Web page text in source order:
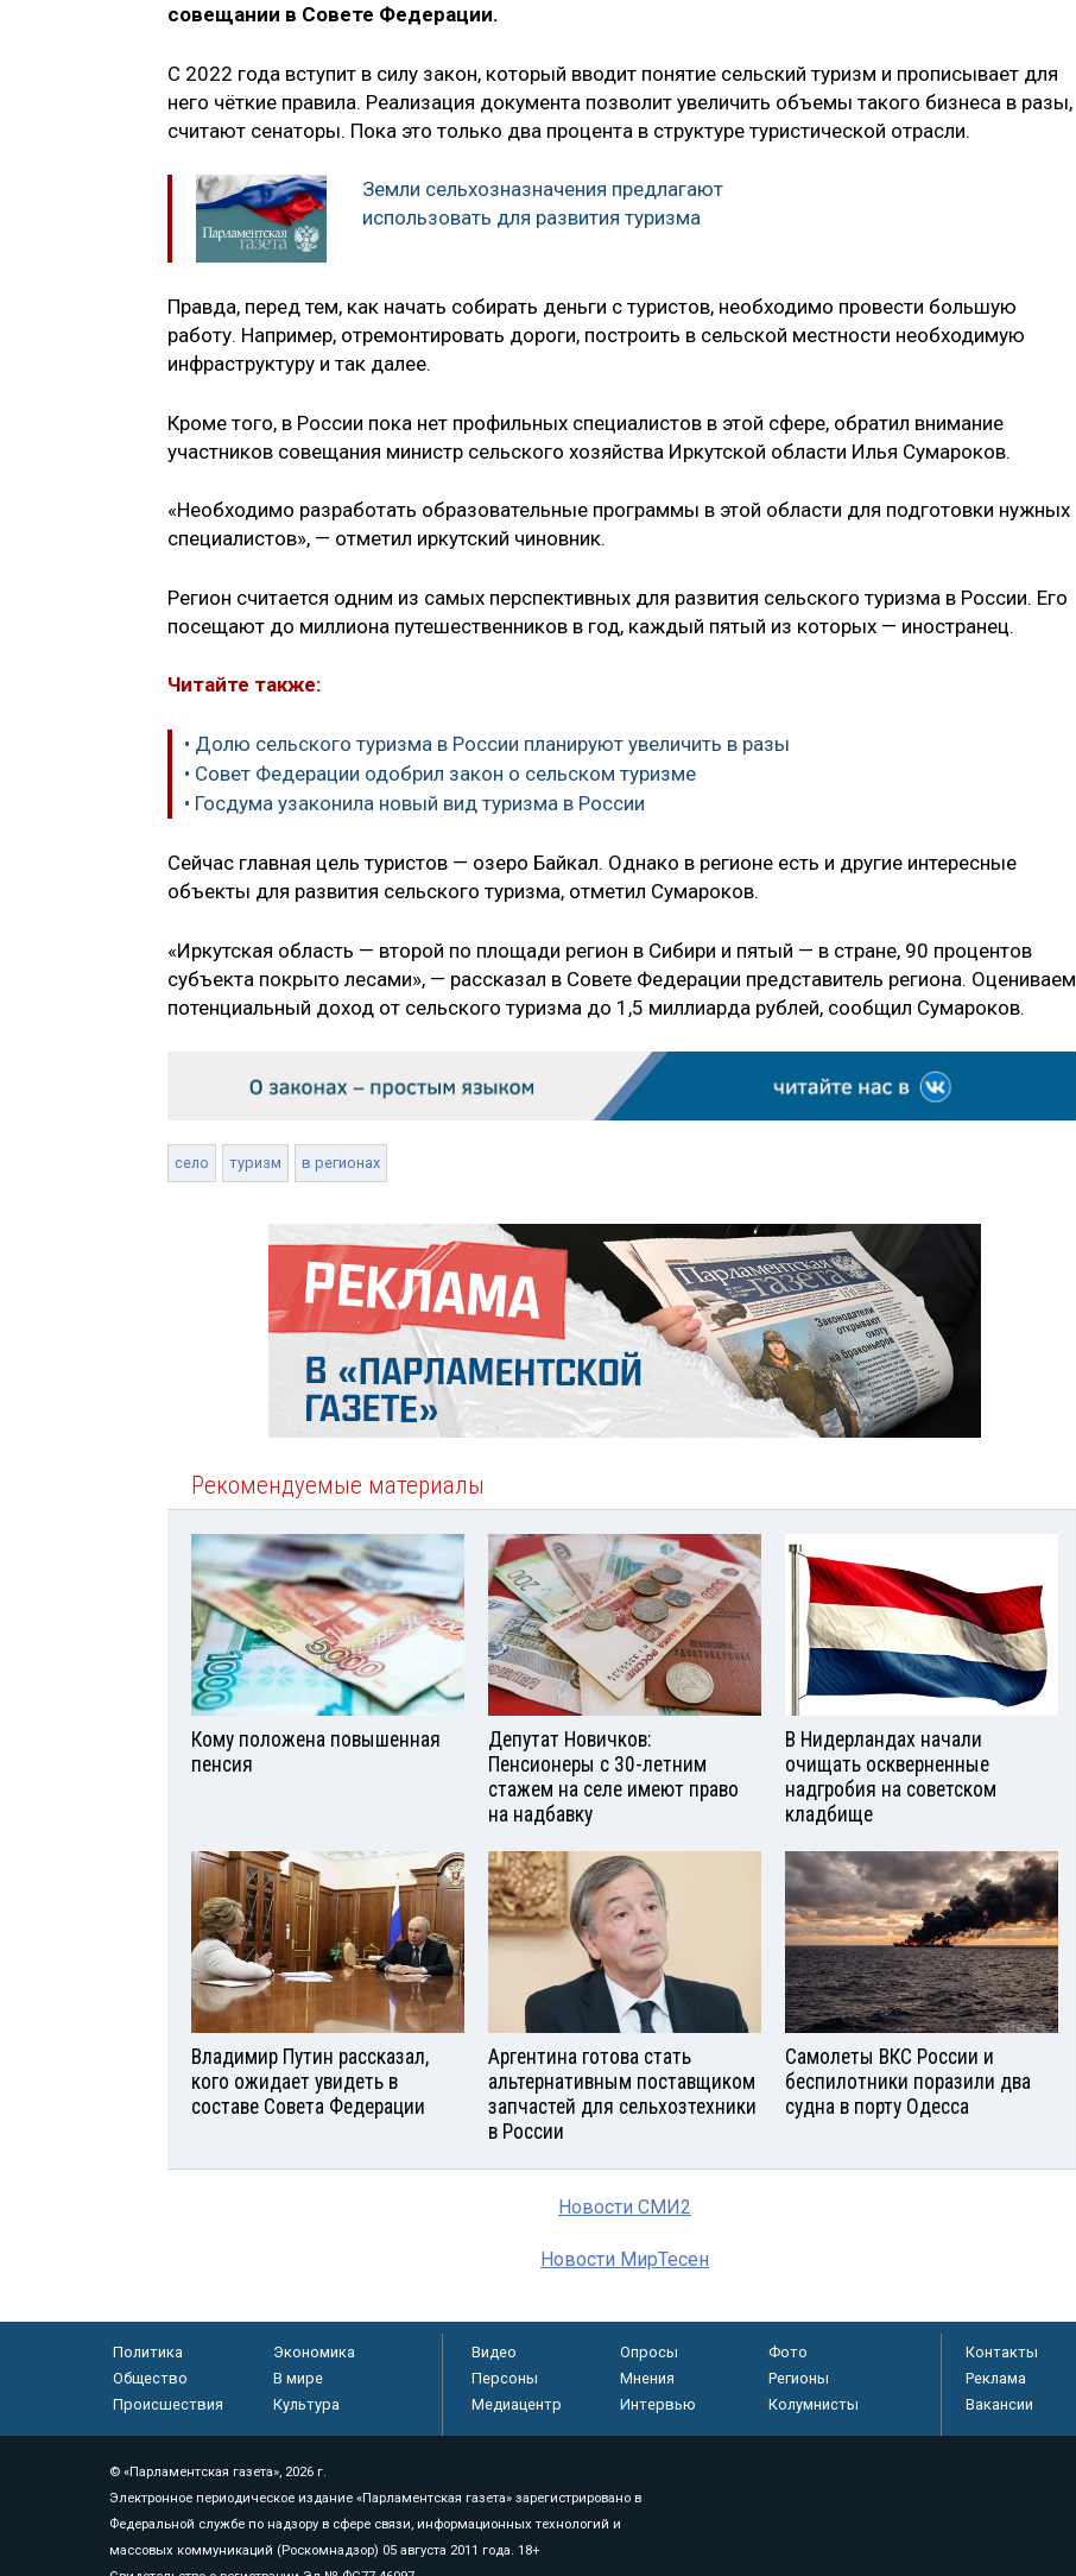
совещании в Совете Федерации.
С 2022 года вступит в силу закон, который вводит понятие сельский туризм и прописывает для
него чёткие правила. Реализация документа позволит увеличить объемы такого бизнеса в разы,
считают сенаторы. Пока это только два процента в структуре туристической отрасли.
Земли сельхозназначения предлагают
использовать для развития туризма
Правда, перед тем, как начать собирать деньги с туристов, необходимо провести большую
работу. Например, отремонтировать дороги, построить в сельской местности необходимую
инфраструктуру и так далее.
Кроме того, в России пока нет профильных специалистов в этой сфере, обратил внимание
участников совещания министр сельского хозяйства Иркутской области Илья Сумароков.
«Необходимо разработать образовательные программы в этой области для подготовки нужных
специалистов», — отметил иркутский чиновник.
Регион считается одним из самых перспективных для развития сельского туризма в России. Его
посещают до миллиона путешественников в год, каждый пятый из которых — иностранец.
Читайте также:
• Долю сельского туризма в России планируют увеличить в разы
• Совет Федерации одобрил закон о сельском туризме
• Госдума узаконила новый вид туризма в России
Сейчас главная цель туристов — озеро Байкал. Однако в регионе есть и другие интересные
объекты для развития сельского туризма, отметил Сумароков.
«Иркутская область — второй по площади регион в Сибири и пятый — в стране, 90 процентов
субъекта покрыто лесами», — рассказал в Совете Федерации представитель региона. Оцениваем
потенциальный доход от сельского туризма до 1,5 миллиарда рублей, сообщил Сумароков.
село туризм в регионах
Рекомендуемые материалы
Кому положена повышенная
пенсия
Депутат Новичков:
Пенсионеры с 30-летним
стажем на селе имеют право
на надбавку
В Нидерландах начали
очищать оскверненные
надгробия на советском
кладбище
Владимир Путин рассказал,
кого ожидает увидеть в
составе Совета Федерации
Аргентина готова стать
альтернативным поставщиком
запчастей для сельхозтехники
в России
Самолеты ВКС России и
беспилотники поразили два
судна в порту Одесса
Новости СМИ2
Новости МирТесен
Политика
Экономика
Общество
В мире
Происшествия
Культура
Видео Опросы
Фото
Персоны
Мнения
Регионы
Медиацентр
Интервью Колумнисты
Контакты
Реклама
Вакансии
© «Парламентская газета», 2026 г.
Электронное периодическое издание «Парламентская газета» зарегистрировано в
Федеральной службе по надзору в сфере связи, информационных технологий и
массовых коммуникаций (Роскомнадзор) 05 августа 2011 года. 18+